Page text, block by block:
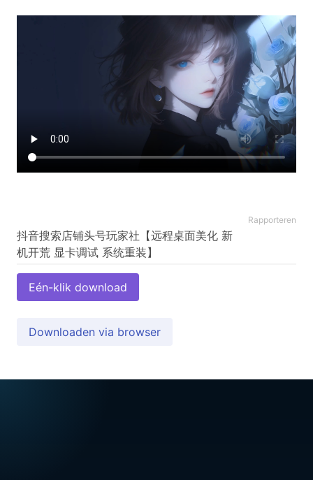
Rapporteren
抖音搜索店铺头号玩家社【远程桌面美化 新
Eén-klik download
Downloaden via browser